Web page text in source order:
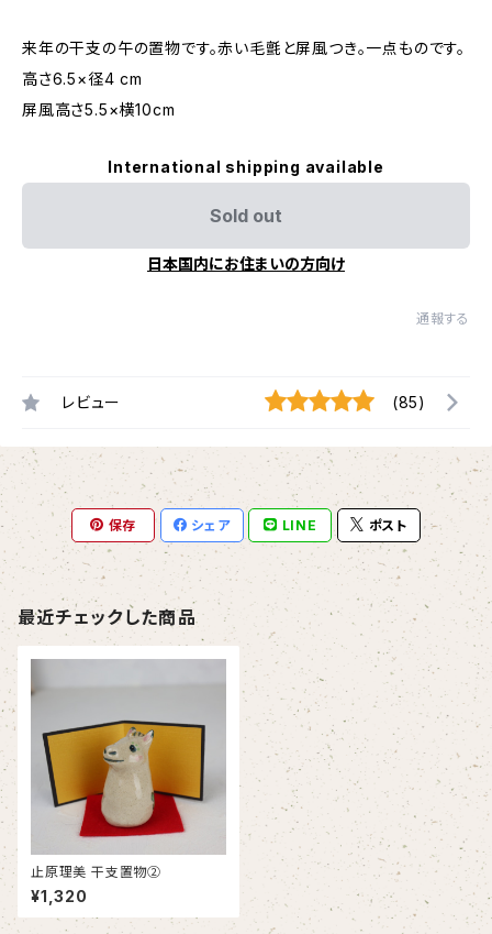
来年の干支の午の置物です。赤い毛氈と屏風つき。一点ものです。
高さ6.5×径4 cm
屏風高さ5.5×横10cm
International shipping available
Sold out
日本国内にお住まいの方向け
通報する
レビュー (85)
保存 シェア LINE ポスト
最近チェックした商品
止原理美 干支置物②
¥1,320